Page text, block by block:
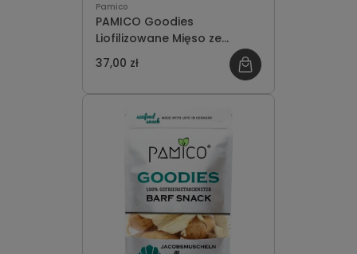
Pamico
PAMICO Goodies
Liofilizowane Mięso ze
Strusia 50g
37,00 zł